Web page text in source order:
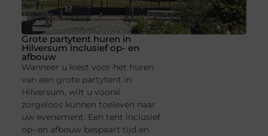
Grote partytent huren in
Hilversum inclusief op- en
afbouw
Wanneer u kiest voor het huren
van een grote partytent in
Hilversum, wilt u vooral
zorgeloos kunnen toeleven naar
uw evenement. Een tent inclusief
op- en afbouw bespaart tijd en